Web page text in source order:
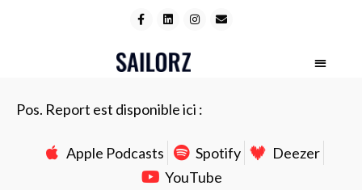
Pos. Report est disponible ici :
Apple Podcasts Spotify
Deezer
YouTube